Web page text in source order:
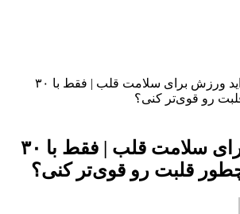
فواید ورزش برای سلامت قلب | فقط با ۳۰
رو قوی‌تر کنی؟
فواید ورزش برای سلامت قلب | فقط با ۳۰
قلبت رو قوی‌تر کنی؟